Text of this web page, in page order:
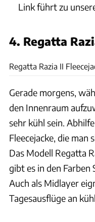
Link führt zu
4. Regatta
Regatta Razia II
Gerade morgens,
den Innenraum
sehr kühl sein.
Fleecejacke, die man
Das Modell Regatta
gibt es in den Farben
Auch als Midlayer
Tagesausflüge an